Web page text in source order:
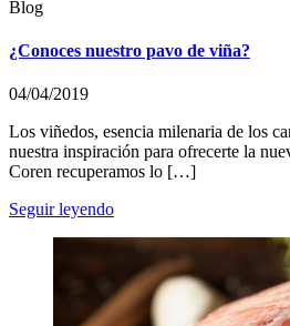
Blog
¿Conoces nuestro pavo de viña?
04/04/2019
Los viñedos, esencia milenaria de los
nuestra inspiración para ofrecerte la
Coren recuperamos lo […]
Seguir leyendo